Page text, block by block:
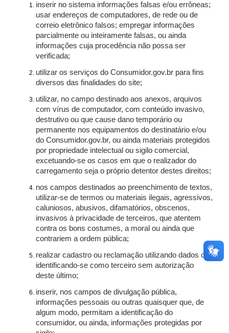
inserir no sistema informações falsas e/ou errôneas;
usar endereços de computadores, de rede ou de
correio eletrônico falsos; empregar informações
parcialmente ou inteiramente falsas, ou ainda
informações cuja procedência não possa ser
verificada;
utilizar os serviços do Consumidor.gov.br para fins
diversos das finalidades do site;
utilizar, no campo destinado aos anexos, arquivos
com vírus de computador, com conteúdo invasivo,
destrutivo ou que cause dano temporário ou
permanente nos equipamentos do destinatário e/ou
do Consumidor.gov.br, ou ainda materiais protegidos
por propriedade intelectual ou sigilo comercial,
excetuando-se os casos em que o realizador do
carregamento seja o próprio detentor destes direitos;
nos campos destinados ao preenchimento de textos,
utilizar-se de termos ou materiais ilegais, agressivos,
caluniosos, abusivos, difamatórios, obscenos,
invasivos à privacidade de terceiros, que atentem
contra os bons costumes, a moral ou ainda que
contrariem a ordem pública;
realizar cadastro ou reclamação utilizando dados ou
identificando-se como terceiro sem autorização
deste último;
inserir, nos campos de divulgação pública,
informações pessoais ou outras quaisquer que, de
algum modo, permitam a identificação do
consumidor, ou ainda, informações protegidas por